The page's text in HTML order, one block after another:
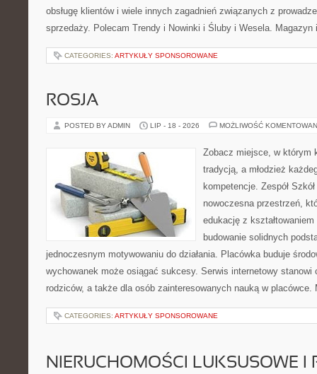
obsługę klientów i wiele innych zagadnień związanych z
sprzedaży. Polecam Trendy i Nowinki i Śluby i Wesela.
CATEGORIES: ARTYKUŁY SPONSOROWANE
ROSJA
POSTED BY ADMIN LIP - 18 - 2026 MOŻLIWOŚĆ
Zobacz miejsce, w którym
tradycją, a młodzież
kompetencje. Zespół
nowoczesna przestrzeń,
edukację z
budowanie solidnych
jednoczesnym motywowaniu do działania. Placówka buduje
wychowanek może osiągać sukcesy. Serwis internetowy stanowi
rodziców, a także dla osób zainteresowanych nauką w
CATEGORIES: ARTYKUŁY SPONSOROWANE
NIERUCHOMOŚCI LUKSUSOWE I